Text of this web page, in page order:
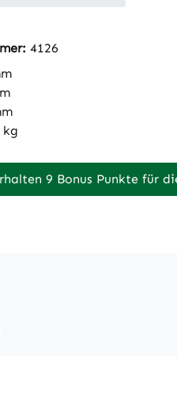
4126
kg
9 Bonus Punkte für